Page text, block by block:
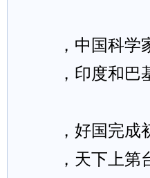
，中国科学家
，印度和巴基
，好国完成初
，天下上第台